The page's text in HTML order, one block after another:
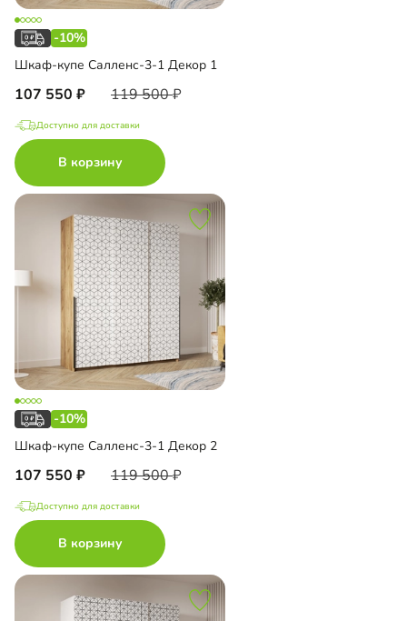
-10%
Шкаф-купе Салленс-3-1 Декор 1
107 550 119 500
Доступно для доставки
В корзину
-10%
Шкаф-купе Салленс-3-1 Декор 2
107 550 119 500
Доступно для доставки
В корзину